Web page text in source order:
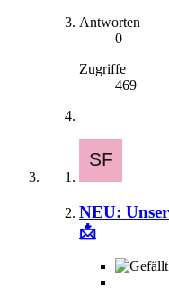
Antworten
0
Zugriffe
469
NEU:
📩